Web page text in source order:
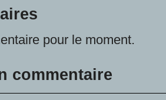
pour le moment.
commentaire